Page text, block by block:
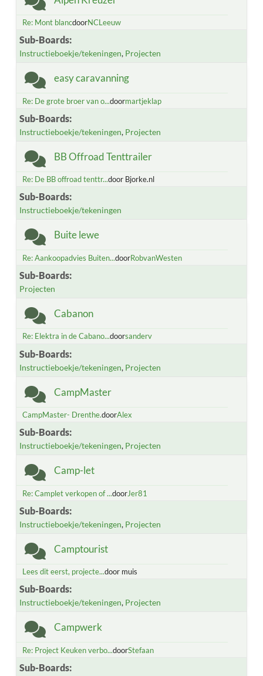
Re: Mont blancdoorNCLeeuw
Sub-Boards
Instructieboekje/tekeningen Projecten
easy caravanning
Re: De grote broer van o...doormartjeklap
Sub-Boards
Instructieboekje/tekeningen Projecten
BB Offroad Tenttrailer
Re: De BB offroad tenttr...door Bjorke.nl
Sub-Boards
Instructieboekje/tekeningen
Buite lewe
Re: Aankoopadvies Buiten...doorRobvanWesten
Sub-Boards
Projecten
Cabanon
Re: Elektra in de Cabano...doorsanderv
Sub-Boards
Instructieboekje/tekeningen Projecten
CampMaster
CampMaster- Drenthe.doorAlex
Sub-Boards
Instructieboekje/tekeningen Projecten
Camp-let
Re: Camplet verkopen of ...doorJer81
Sub-Boards
Instructieboekje/tekeningen Projecten
Camptourist
Lees dit eerst, projecte...door muis
Sub-Boards
Instructieboekje/tekeningen Projecten
Campwerk
Re: Project Keuken verbo...doorStefaan
Sub-Boards